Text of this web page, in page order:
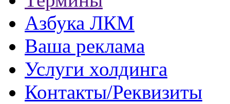
Азбука ЛКМ
Ваша реклама
Услуги холдинга
Контакты/Реквизиты